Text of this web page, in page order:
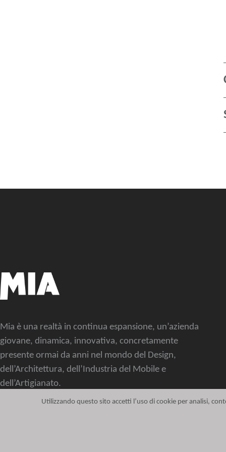
Mia è una realtà in continua espansione, un’azienda
giovane, dinamica, innovativa, concretamente
presente ormai da anni nel mondo del Design,
dell’Architettura, dell’Industria del Mobile e
dell’Artigianato.
Utilizzando questo sito accetti l’uso di cookie per analisi,